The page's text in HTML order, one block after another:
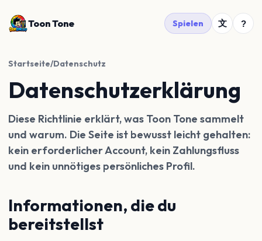
Toon Tone Spielen 文 ?
Startseite/Datenschutz
Datenschutzerklärung
Diese Richtlinie erklärt, was Toon Tone sammelt
und warum. Die Seite ist bewusst leicht gehalten:
kein erforderlicher Account, kein Zahlungsfluss
und kein unnötiges persönliches Profil.
Informationen, die du
bereitstellst